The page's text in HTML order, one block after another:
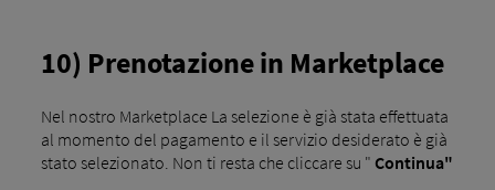
10) Prenotazione in Marketplace
Nel nostro Marketplace La selezione è già stata effettuata
al momento del pagamento e il servizio desiderato è già
stato selezionato. Non ti resta che cliccare su " Continua"